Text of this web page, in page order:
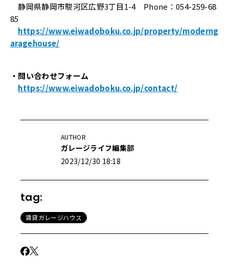
静岡県静岡市駿河区広野3丁目1-4 Phone：054-259-68
85
https://www.eiwadoboku.co.jp/property/moderng
aragehouse/
・問い合わせフォーム
https://www.eiwadoboku.co.jp/contact/
AUTHOR
ガレージライフ編集部
2023/12/30 18:18
tag:
賃貸ガレージハウス